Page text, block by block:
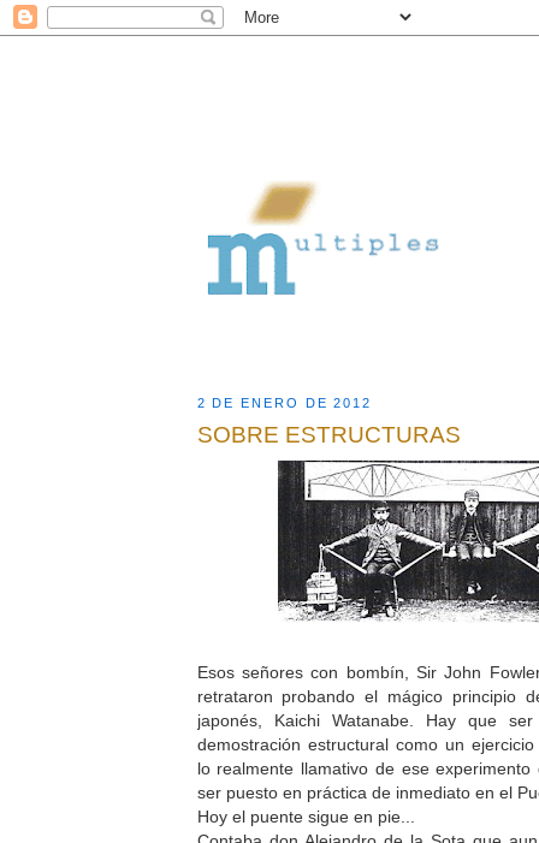
2 DE ENERO DE 2012
SOBRE ESTRUCTURAS
Esos señores con bombín, Sir John
retrataron probando el mágico principio
japonés, Kaichi Watanabe. Hay que
demostración estructural como un
lo realmente llamativo de ese
ser puesto en práctica de inmediato en el
Hoy el puente sigue en pie...